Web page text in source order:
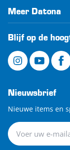
Meer Datona
Blijf op de
Nieuwsbrief
Nieuwe items en
Nieuwsbrief